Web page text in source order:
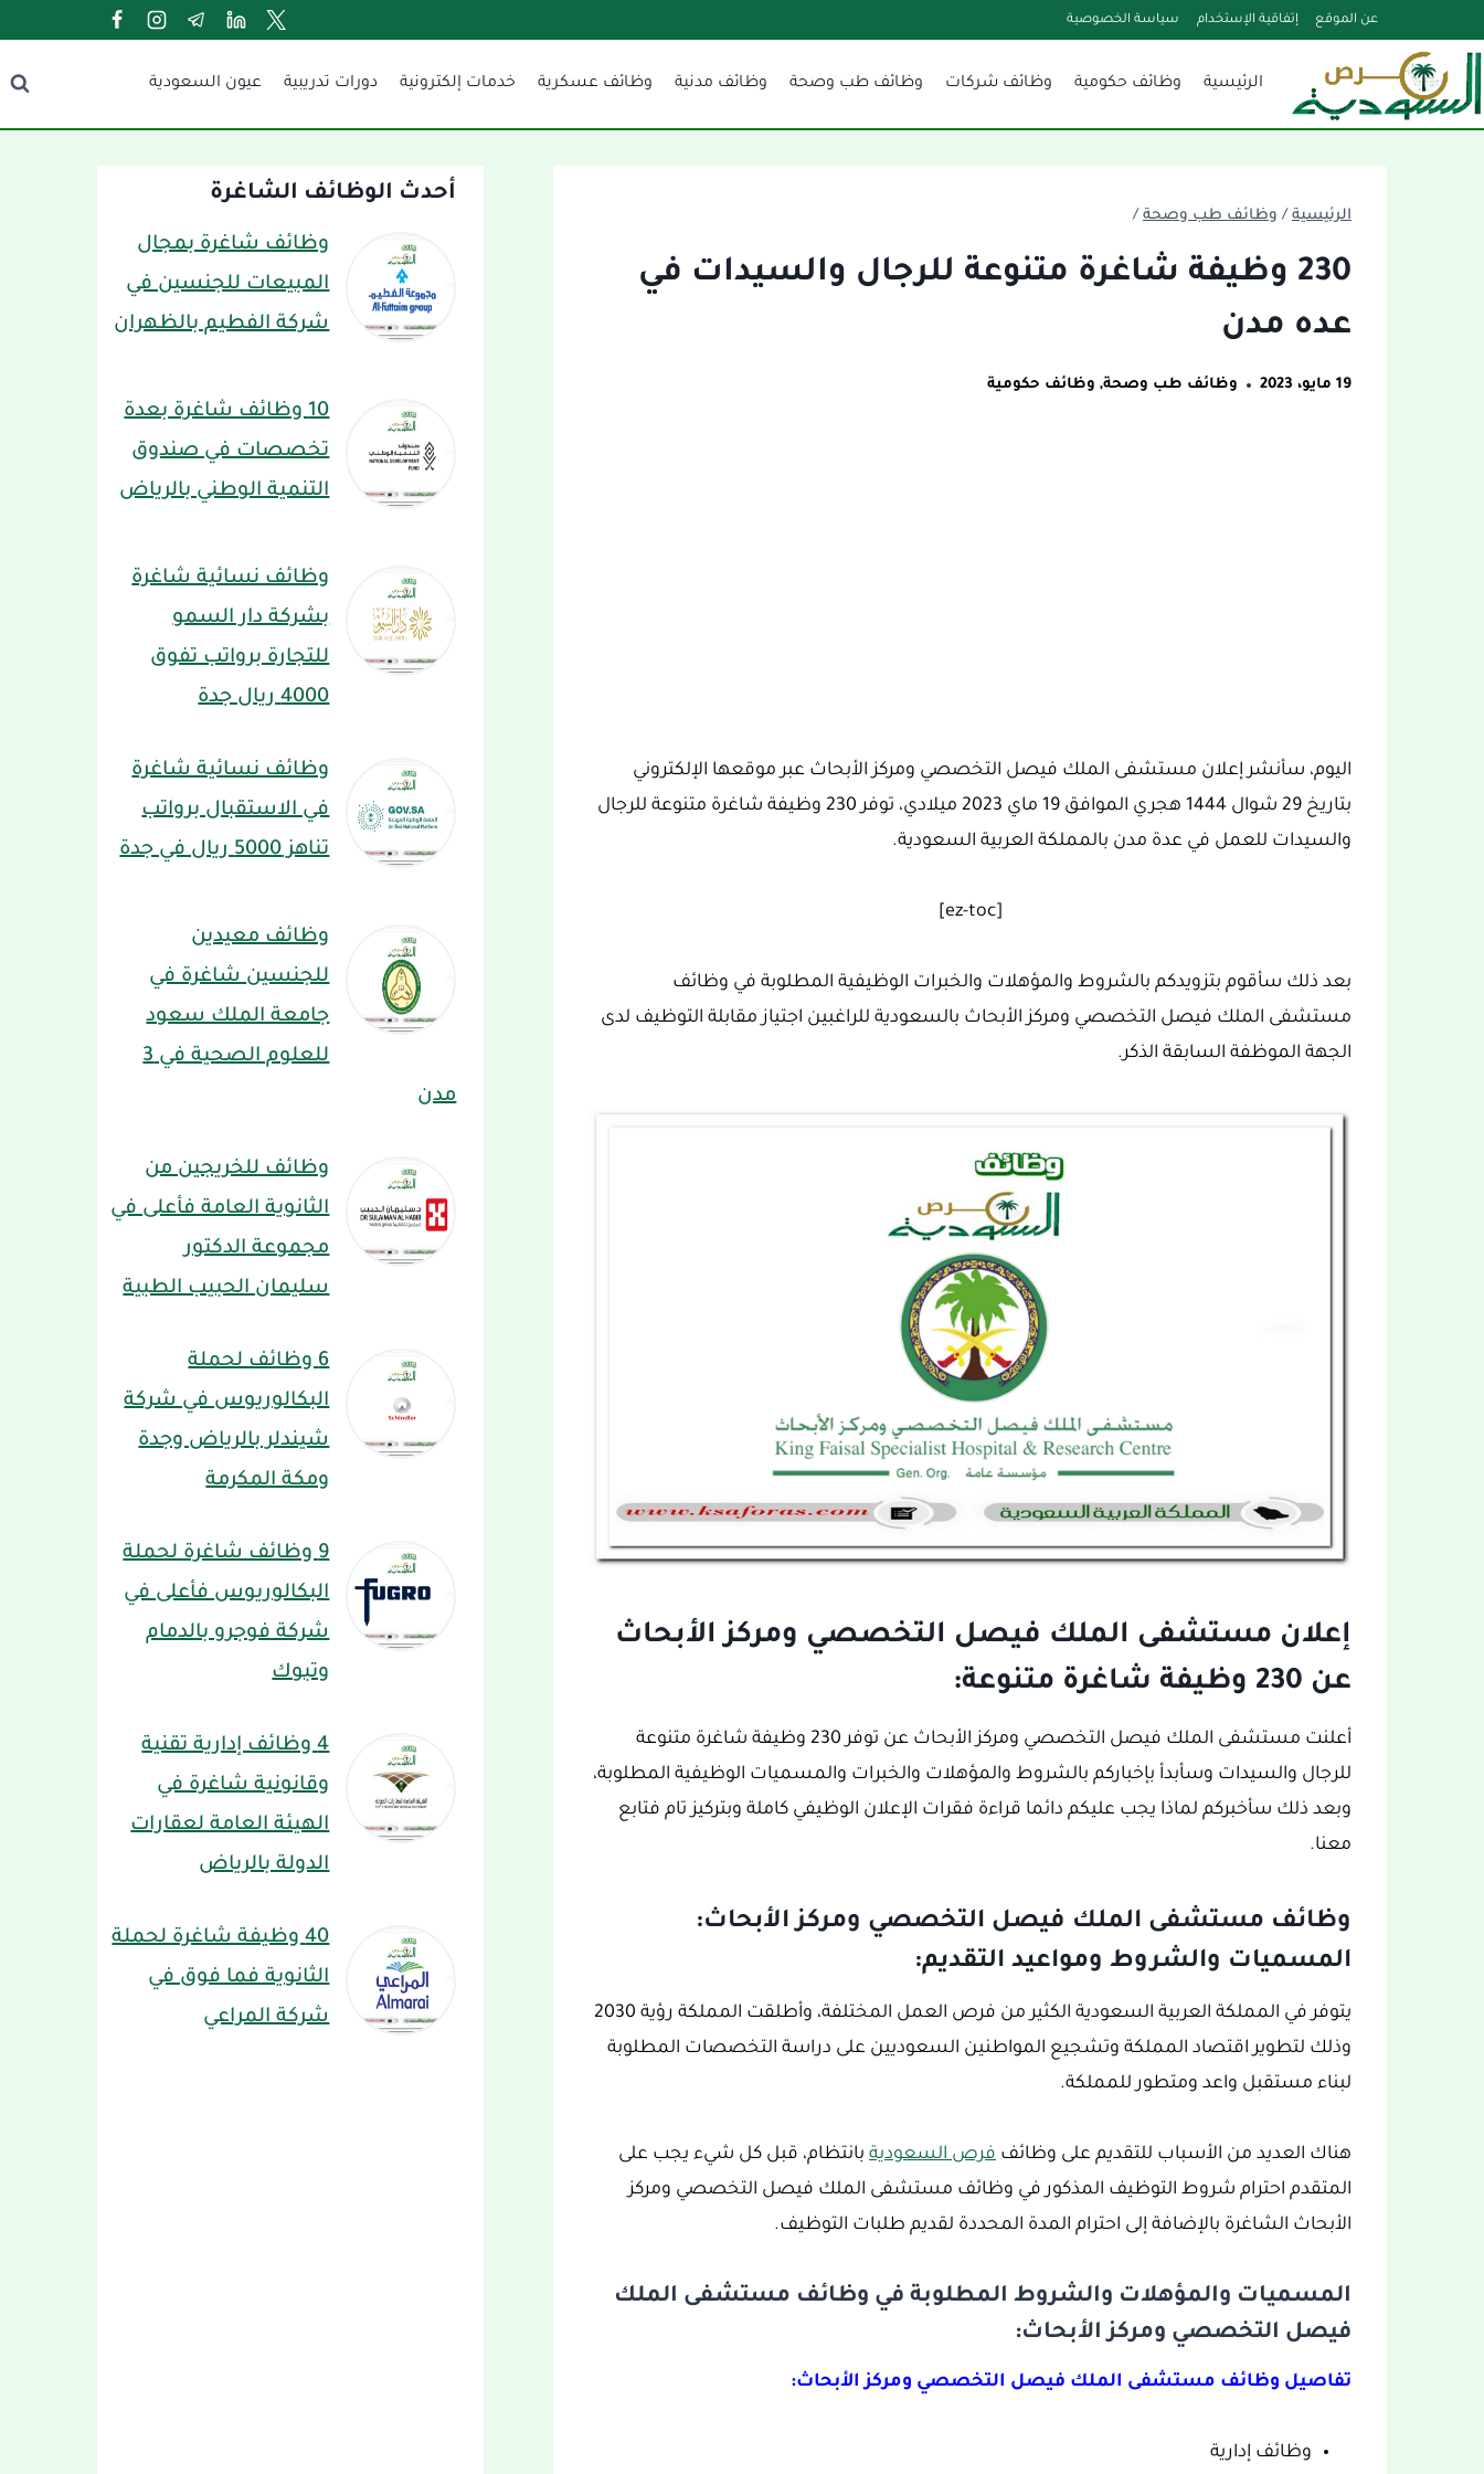
إلى
المحتوى
عن الموقع إتفاقية الإستخدام سياسة الخصوصية
الرئيسية وظائف حكومية وظائف شركات وظائف طب وصحة وظائف مدنية وظائف عسكرية خدمات إلكترونية دورات تدريبية عيون السعودية
الرئيسية / وظائف طب وصحة /
230 وظيفة شاغرة متنوعة للرجال والسيدات في
عده مدن
19 مايو، 2023 وظائف طب وصحة, وظائف حكومية
اليوم، سأنشر إعلان مستشفى الملك فيصل التخصصي ومركز الأبحاث عبر موقعها الإلكتروني
بتاريخ 29 شوال 1444 هجري الموافق 19 ماي 2023 ميلادي، توفر 230 وظيفة شاغرة متنوعة للرجال
والسيدات للعمل في عدة مدن بالمملكة العربية السعودية.
[ez-toc]
بعد ذلك سأقوم بتزويدكم بالشروط والمؤهلات والخبرات الوظيفية المطلوبة في وظائف
مستشفى الملك فيصل التخصصي ومركز الأبحاث بالسعودية للراغبين اجتياز مقابلة التوظيف لدى
الجهة الموظفة السابقة الذكر.
إعلان مستشفى الملك فيصل التخصصي ومركز الأبحاث
عن 230 وظيفة شاغرة متنوعة:
أعلنت مستشفى الملك فيصل التخصصي ومركز الأبحاث عن توفر 230 وظيفة شاغرة متنوعة
للرجال والسيدات وسأبدأ بإخباركم بالشروط والمؤهلات والخبرات والمسميات الوظيفية المطلوبة،
وبعد ذلك سأخبركم لماذا يجب عليكم دائما قراءة فقرات الإعلان الوظيفي كاملة وبتركيز تام فتابع
معنا.
وظائف مستشفى الملك فيصل التخصصي ومركز الأبحاث:
المسميات والشروط ومواعيد التقديم:
يتوفر في المملكة العربية السعودية الكثير من فرص العمل المختلفة، وأطلقت المملكة رؤية 2030
وذلك لتطوير اقتصاد المملكة وتشجيع المواطنين السعوديين على دراسة التخصصات المطلوبة
لبناء مستقبل واعد ومتطور للمملكة.
هناك العديد من الأسباب للتقديم على وظائف فرص السعودية بانتظام، قبل كل شيء يجب على
المتقدم احترام شروط التوظيف المذكور في وظائف مستشفى الملك فيصل التخصصي ومركز
الأبحاث الشاغرة بالإضافة إلى احترام المدة المحددة لقديم طلبات التوظيف.
المسميات والمؤهلات والشروط المطلوبة في وظائف مستشفى الملك
فيصل التخصصي ومركز الأبحاث:
تفاصيل وظائف مستشفى الملك فيصل التخصصي ومركز الأبحاث:
وظائف إدارية
أحدث الوظائف الشاغرة
وظائف شاغرة بمجال
المبيعات للجنسين في
شركة الفطيم بالظهران
10 وظائف شاغرة بعدة
تخصصات في صندوق
التنمية الوطني بالرياض
وظائف نسائية شاغرة
بشركة دار السمو
للتجارة برواتب تفوق
4000 ريال جدة
وظائف نسائية شاغرة
في الاستقبال برواتب
تناهز 5000 ريال في جدة
وظائف معيدين
للجنسين شاغرة في
جامعة الملك سعود
للعلوم الصحية في 3
مدن
وظائف للخريجين من
الثانوية العامة فأعلى في
مجموعة الدكتور
سليمان الحبيب الطبية
6 وظائف لحملة
البكالوريوس في شركة
شيندلر بالرياض وجدة
ومكة المكرمة
9 وظائف شاغرة لحملة
البكالوريوس فأعلى في
شركة فوجرو بالدمام
وتبوك
4 وظائف إدارية تقنية
وقانونية شاغرة في
الهيئة العامة لعقارات
الدولة بالرياض
40 وظيفة شاغرة لحملة
الثانوية فما فوق في
شركة المراعي